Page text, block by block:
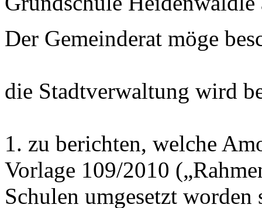
Der Gemeinderat möge
die Stadtverwaltung wird
1. zu berichten, welche
Vorlage 109/2010
Schulen umgesetzt worden